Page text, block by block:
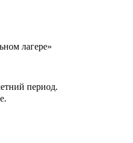
лагере»
период.